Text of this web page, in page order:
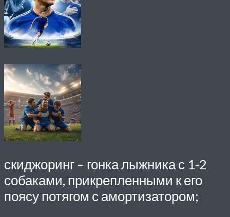
скиджоринг – гонка лыжника с 1-2
собаками, прикрепленными к его
поясу потягом с амортизатором;